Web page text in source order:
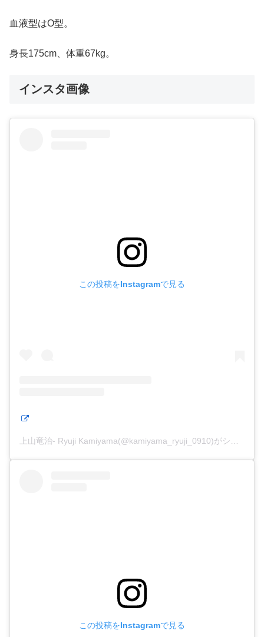
血液型はO型。
身長175cm、体重67kg。
インスタ画像
この投稿をInstagramで見る
この投稿をInstagramで見る